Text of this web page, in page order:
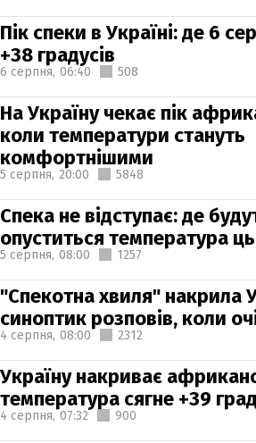
Пік спеки в Україні: де 6
+38 градусів
6 серпня, 06:40 508
На Україну чекає пік
коли температури стануть
комфортнішими
5 серпня, 20:00 5848
Спека не відступає: де
опуститься температура
5 серпня, 08:00 1257
"Спекотна хвиля" накрила
синоптик розповів, коли
4 серпня, 08:00 2312
Україну накриває
температура сягне +39
4 серпня, 07:32 900